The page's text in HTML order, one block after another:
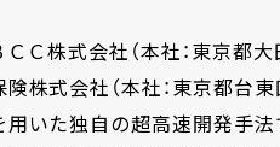
Ｃ株式会社（本社：東京都大
株式会社（本社：東京都台
いた独自の超高速開発手